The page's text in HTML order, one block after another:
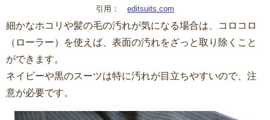
引用： editsuits.com
細かなホコリや髪の毛の汚れが気になる場合は、コロコロ
（ローラー）を使えば、表面の汚れをざっと取り除くこと
ができます。
ネイビーや黒のスーツは特に汚れが目立ちやすいので、注
意が必要です。